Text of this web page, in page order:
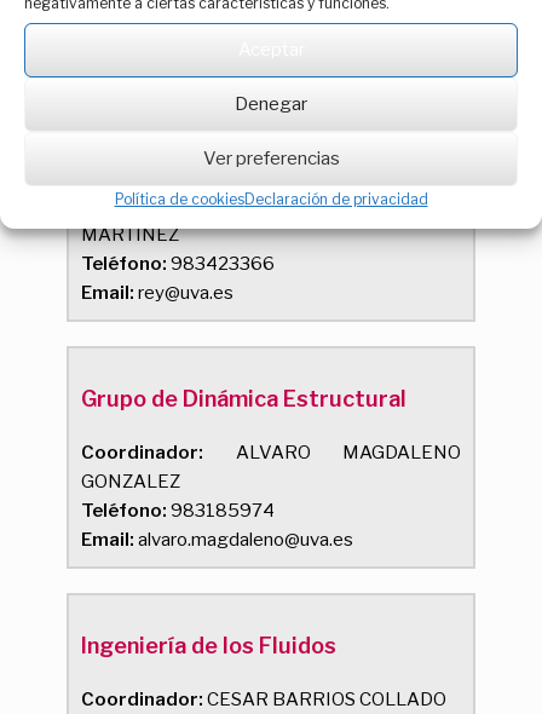
Denegar
Ver preferencias
Política de cookiesDeclaración de privacidad
Gir de Termotecnia
Coordinador:FRANCISCO JAVIER REY
MARTINEZ
Teléfono: 983423366
Email: rey@uva.es
Grupo de Dinámica Estructural
Coordinador: ALVARO MAGDALENO
GONZALEZ
Teléfono: 983185974
Email: alvaro.magdaleno@uva.es
Ingeniería de los Fluidos
Coordinador: CESAR BARRIOS COLLADO